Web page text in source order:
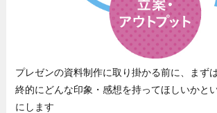
プレゼンの資料制作に取り掛かる前に、まず
終的にどんな印象・感想を持ってほしいかと
にします